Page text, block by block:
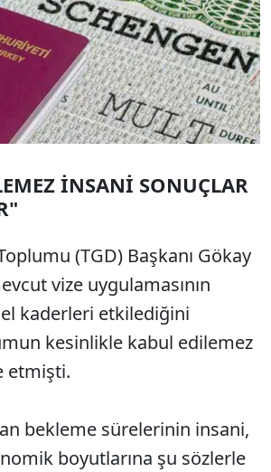
İNSANİ SONUÇLAR
(TGD) Başkanı Gökay
vize uygulamasının
kaderleri etkilediğini
kesinlikle kabul edilemez
etmişti.
bekleme sürelerinin insani,
boyutlarına şu sözlerle